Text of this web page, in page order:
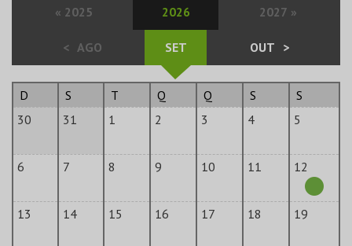
« 2025 2026 2027 »
< AGO SET OUT >
D S T Q Q S
S
30
31 1 2 3 4 5
6 7 8 9 10 11 12
13 14 15 16 17 18 19